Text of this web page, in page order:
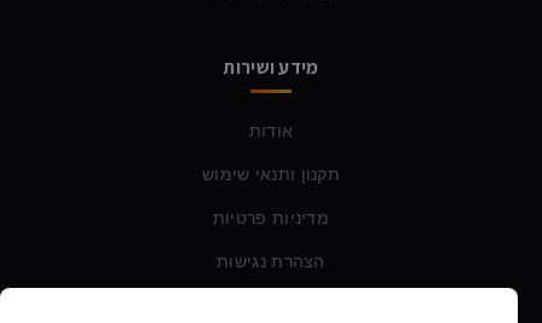
מידע ושירות
אודות
תקנון ותנאי שימוש
מדיניות פרטיות
הצהרת נגישות